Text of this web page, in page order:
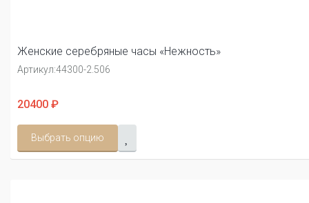
Женские серебряные часы «Нежность»
Артикул:44300-2.506
20400 ₽
Выбрать опцию